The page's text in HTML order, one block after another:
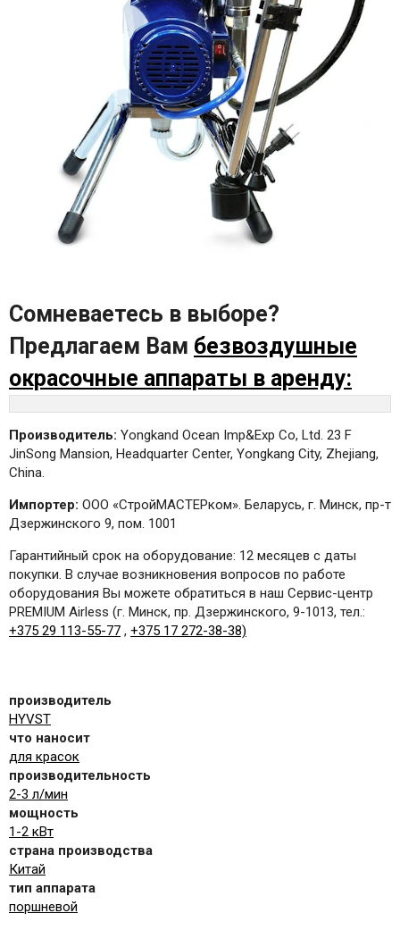
Сомневаетесь в выборе?
Предлагаем Вам безвоздушные
окрасочные аппараты в аренду:
Производитель: Yongkand Ocean Imp&Exp Co, Ltd. 23 F
JinSong Mansion, Headquarter Center, Yongkang City, Zhejiang,
China.
Импортер: ООО «СтройМАСТЕРком». Беларусь, г. Минск, пр-т
Дзержинского 9, пом. 1001
Гарантийный срок на оборудование: 12 месяцев с даты
покупки. В случае возникновения вопросов по работе
оборудования Вы можете обратиться в наш Сервис-центр
PREMIUM Airless (г. Минск, пр. Дзержинского, 9-1013, тел.:
+375 29 113-55-77 , +375 17 272-38-38)
производитель
HYVST
что наносит
для красок
производительность
2-3 л/мин
мощность
1-2 кВт
страна производства
Китай
тип аппарата
поршневой